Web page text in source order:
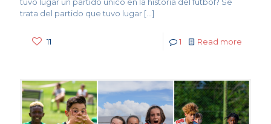
trata del partido que tuvo lugar […]
11 1 Read more